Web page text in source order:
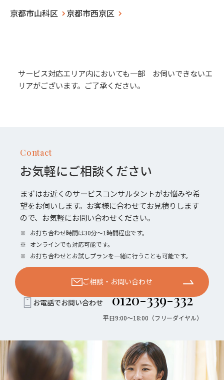
京都市山科区
京都市西京区
サービス対応エリア内においても一部 お伺いできないエ
リアがございます。ご了承ください。
Contact
お気軽にご相談ください
まずはお近くのサービスコンサルタントがお悩みや希
望をお伺いします。お客様に合わせてお見積りします
ので、お気軽にお問い合わせください。
※ お打ち合わせ時間は30分〜1時間程度です。
※ オンラインでも対応可能です。
※ お打ち合わせとお試しプランを一緒に行うことも可能です。
ご相談・お問い合わせ
お電話でお問い合わせ 0120-339-332
平日9:00〜18:00（フリーダイヤル）